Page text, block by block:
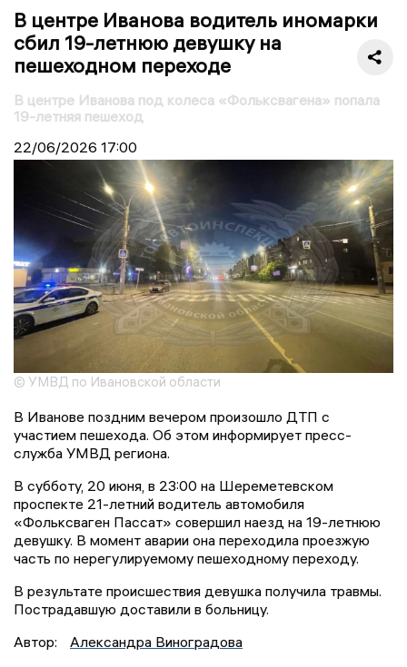
В центре Иванова водитель иномарки
сбил 19-летнюю девушку на
пешеходном переходе
В центре Иванова под колеса «Фольксвагена» попала
19-летняя пешеход
22/06/2026 17:00
© УМВД по Ивановской области
В Иванове поздним вечером произошло ДТП с
участием пешехода. Об этом информирует пресс-
служба УМВД региона.
В субботу, 20 июня, в 23:00 на Шереметевском
проспекте 21-летний водитель автомобиля
«Фольксваген Пассат» совершил наезд на 19-летнюю
девушку. В момент аварии она переходила проезжую
часть по нерегулируемому пешеходному переходу.
В результате происшествия девушка получила травмы.
Пострадавшую доставили в больницу.
Автор:
Александра Виноградова